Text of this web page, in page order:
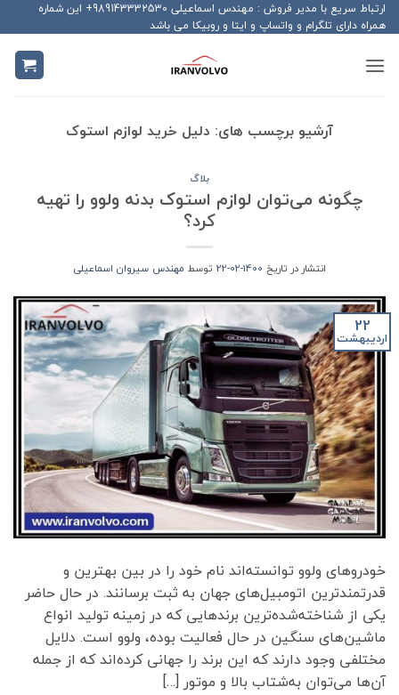
Skip
to
content
ارتباط سریع با مدیر فروش : مهندس اسماعیلی 989143332530+ این شماره
همراه دارای تلگرام و واتساپ و ایتا و روبیکا می باشد
آرشیو برچسب های: دلیل خرید لوازم استوک
بلاگ
چگونه می‌توان لوازم استوک بدنه ولوو را تهیه
کرد؟
انتشار در تاریخ 1400-02-22 توسط مهندس سیروان اسماعیلی
22
اردیبهشت
خودروهای ولوو توانسته‌اند نام خود را در بین بهترین و
قدرتمندترین اتومبیل‌های جهان به ثبت برسانند. در حال حاضر
یکی از شناخته‌شده‌ترین برندهایی که در زمینه تولید انواع
ماشین‌های سنگین در حال فعالیت بوده، ولوو است. دلایل
مختلفی وجود دارند که این برند را جهانی کرده‌اند که از جمله
آن‌ها می‌توان به‌شتاب بالا و موتور […]